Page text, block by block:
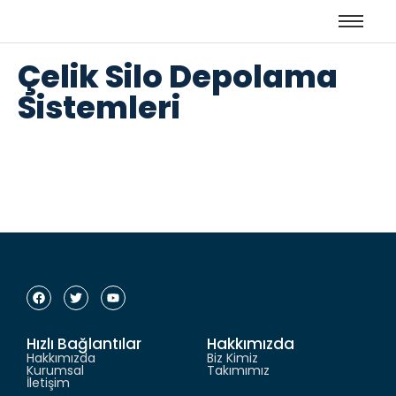
Çelik Silo Depolama
Sistemleri
Hızlı Bağlantılar
Hakkımızda
Kurumsal
İletişim
Hakkımızda
Biz Kimiz
Takımımız